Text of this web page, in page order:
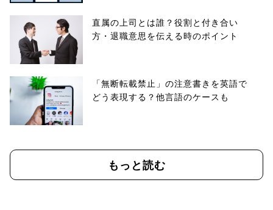
直属の上司とは誰？役割と付き合い
方・退職意思を伝える時のポイント
「無断転載禁止」の注意書きを英語で
どう表現する？他言語のケースも
もっと読む